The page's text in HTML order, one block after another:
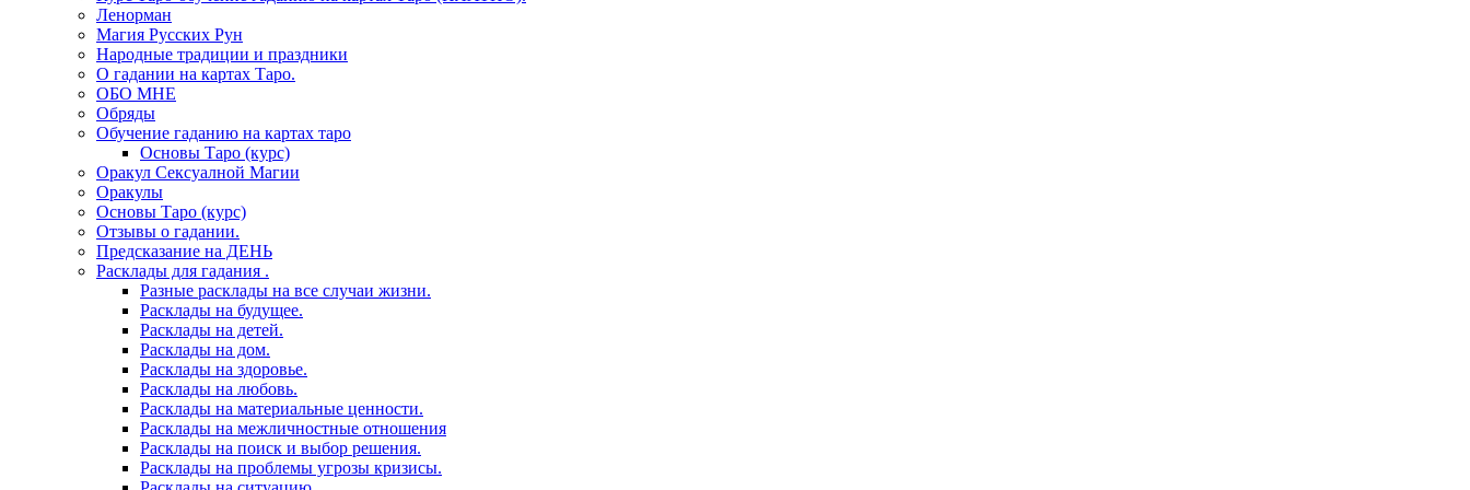
Ленорман
Магия Русских Рун
Народные традиции и праздники
О гадании на картах Таро.
ОБО МНЕ
Обряды
Обучение гаданию на картах таро
Основы Таро (курс)
Оракул Сексуалной Магии
Оракулы
Основы Таро (курс)
Отзывы о гадании.
Предсказание на ДЕНЬ
Расклады для гадания .
Разные расклады на все случаи жизни.
Расклады на будущее.
Расклады на детей.
Расклады на дом.
Расклады на здоровье.
Расклады на любовь.
Расклады на материальные ценности.
Расклады на межличностные отношения
Расклады на поиск и выбор решения.
Расклады на проблемы угрозы кризисы.